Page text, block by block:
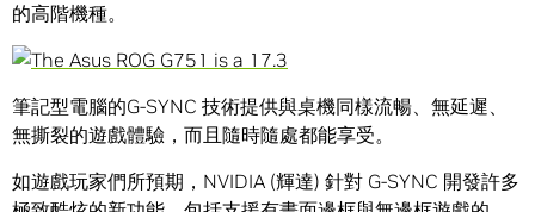
的高階機種。
筆記型電腦的G-SYNC 技術提供與桌機同樣流暢、無延遲、
無撕裂的遊戲體驗，而且隨時隨處都能享受。
如遊戲玩家們所預期，NVIDIA (輝達) 針對 G-SYNC 開發許多